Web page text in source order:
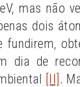
mas não
dois
fundirem,
dia de
[II] .